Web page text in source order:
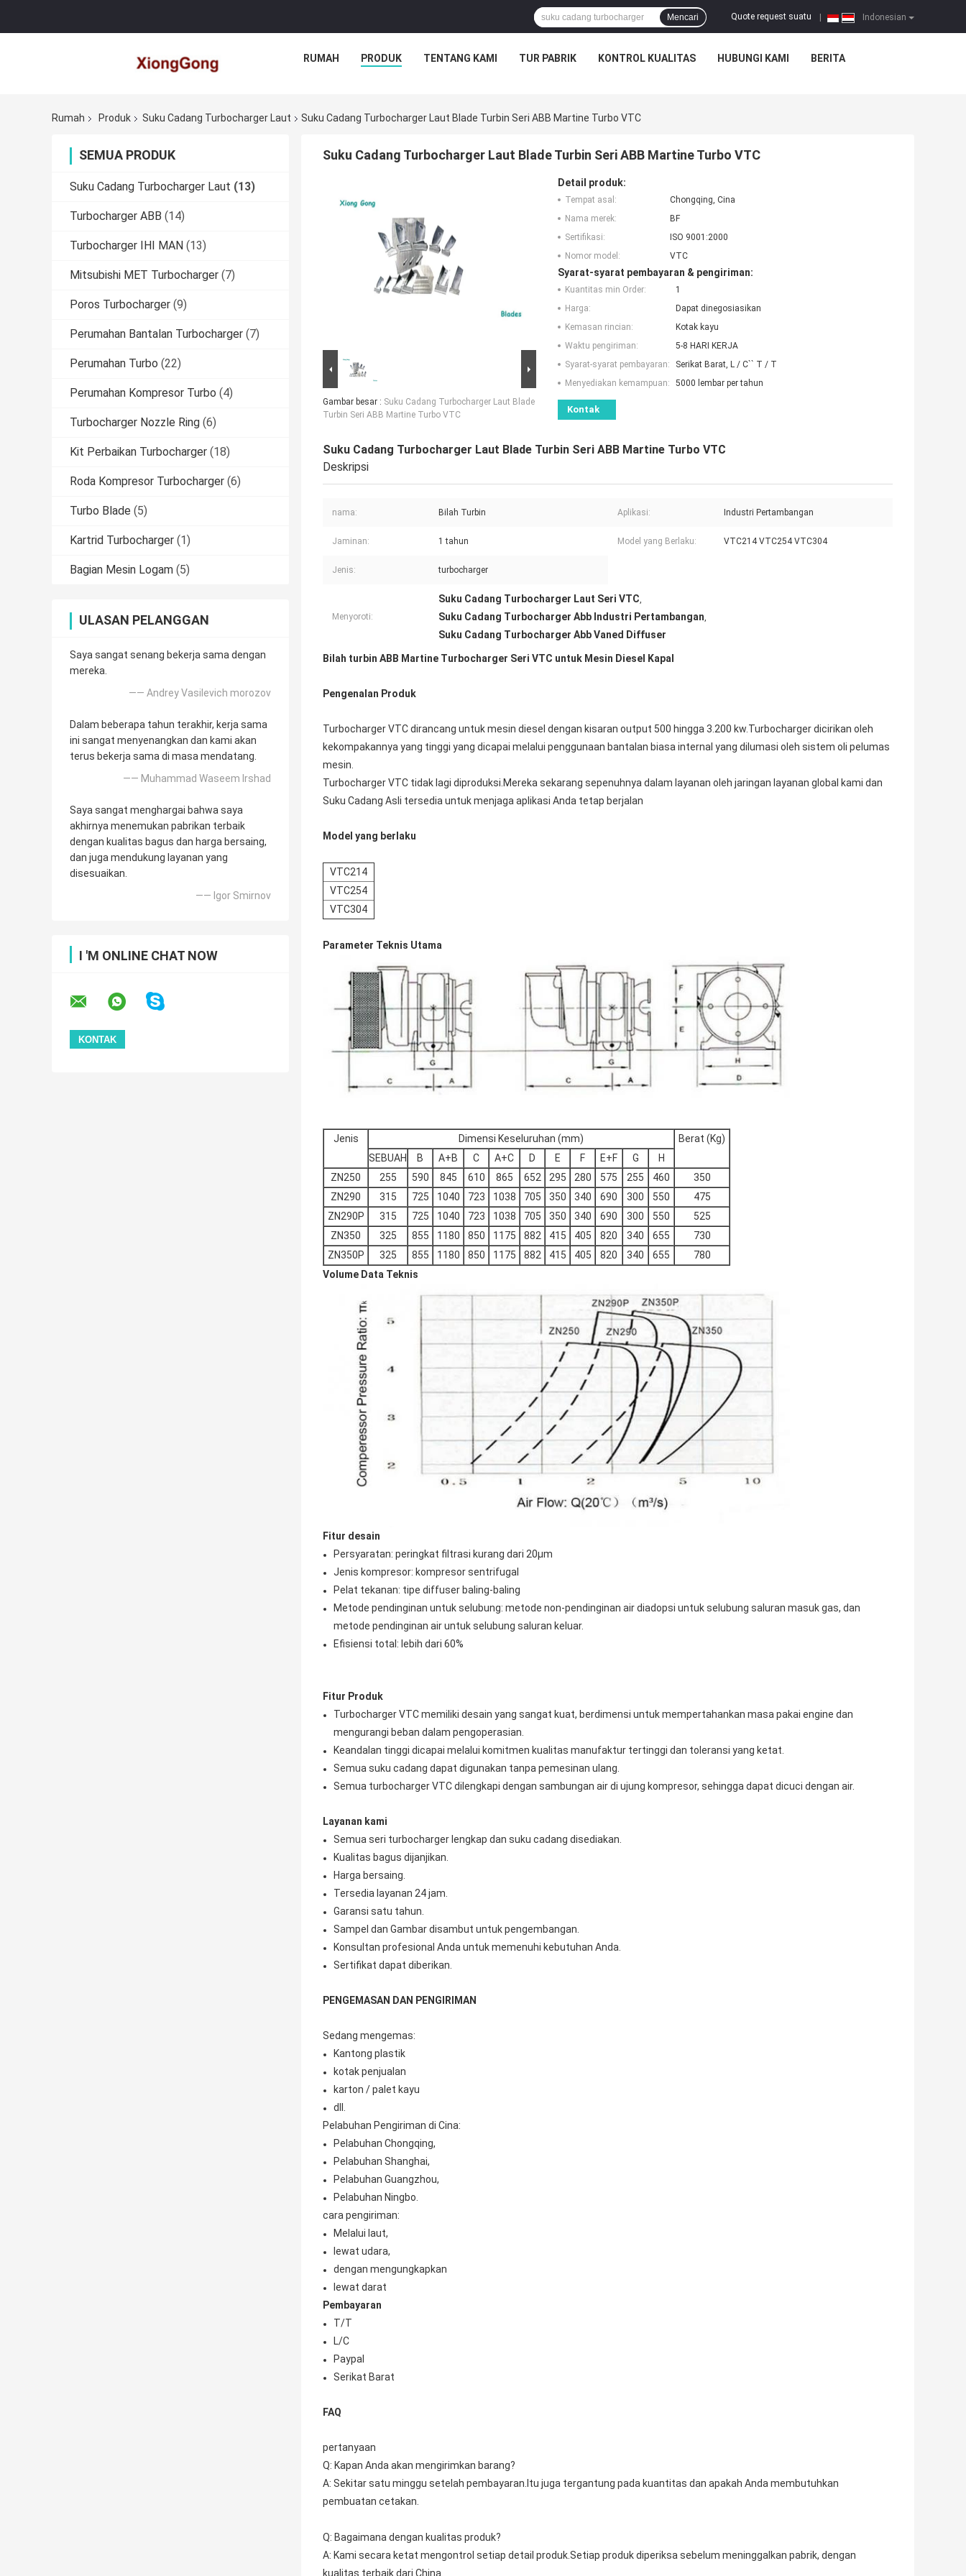
Indonesian
Quote request suatu
Mencari
RUMAH PRODUK TENTANG KAMI TUR PABRIK KONTROL KUALITAS HUBUNGI KAMI BERITA
Rumah Produk Suku Cadang Turbocharger Laut Suku Cadang Turbocharger Laut Blade Turbin Seri ABB Martine Turbo VTC
SEMUA PRODUK
Suku Cadang Turbocharger Laut (13)
Turbocharger ABB (14)
Turbocharger IHI MAN (13)
Mitsubishi MET Turbocharger (7)
Poros Turbocharger (9)
Perumahan Bantalan Turbocharger (7)
Perumahan Turbo (22)
Perumahan Kompresor Turbo (4)
Turbocharger Nozzle Ring (6)
Kit Perbaikan Turbocharger (18)
Roda Kompresor Turbocharger (6)
Turbo Blade (5)
Kartrid Turbocharger (1)
Bagian Mesin Logam (5)
ULASAN PELANGGAN
Saya sangat senang bekerja sama dengan
mereka.
—— Andrey Vasilevich morozov
Dalam beberapa tahun terakhir, kerja sama
ini sangat menyenangkan dan kami akan
terus bekerja sama di masa mendatang.
—— Muhammad Waseem Irshad
Saya sangat menghargai bahwa saya
akhirnya menemukan pabrikan terbaik
dengan kualitas bagus dan harga bersaing,
dan juga mendukung layanan yang
disesuaikan.
—— Igor Smirnov
I 'M ONLINE CHAT NOW
Suku Cadang Turbocharger Laut Blade Turbin Seri ABB Martine Turbo VTC
Gambar besar : Suku Cadang Turbocharger Laut Blade
Turbin Seri ABB Martine Turbo VTC
Detail produk:
Tempat asal:
Chongqing, Cina
Nama merek:
BF
Sertifikasi:
ISO 9001:2000
Nomor model:
VTC
Syarat-syarat pembayaran & pengiriman:
Kuantitas min Order:
1
Harga:
Dapat dinegosiasikan
Kemasan rincian:
Kotak kayu
Waktu pengiriman:
5-8 HARI KERJA
Syarat-syarat pembayaran:
Serikat Barat, L / C`` T / T
Menyediakan kemampuan:
5000 lembar per tahun
Kontak
Suku Cadang Turbocharger Laut Blade Turbin Seri ABB Martine Turbo VTC
Deskripsi
nama: Bilah Turbin Aplikasi: Industri Pertambangan
Jaminan: 1 tahun Model yang Berlaku: VTC214 VTC254 VTC304
Jenis: turbocharger
Menyoroti:
Suku Cadang Turbocharger Laut Seri VTC,
Suku Cadang Turbocharger Abb Industri Pertambangan,
Suku Cadang Turbocharger Abb Vaned Diffuser
Bilah turbin ABB Martine Turbocharger Seri VTC untuk Mesin Diesel Kapal
Pengenalan Produk
Turbocharger VTC dirancang untuk mesin diesel dengan kisaran output 500 hingga 3.200 kw.Turbocharger dicirikan oleh
kekompakannya yang tinggi yang dicapai melalui penggunaan bantalan biasa internal yang dilumasi oleh sistem oli pelumas
mesin.
Turbocharger VTC tidak lagi diproduksi.Mereka sekarang sepenuhnya dalam layanan oleh jaringan layanan global kami dan
Suku Cadang Asli tersedia untuk menjaga aplikasi Anda tetap berjalan
Model yang berlaku
VTC214
VTC254
VTC304
Parameter Teknis Utama
Jenis Dimensi Keseluruhan (mm)
Berat (Kg)
SEBUAH
B A+B C A+C D E F E+F G
H
ZN250
255 590 845 610 865 652 295 280 575 255 460
350
ZN290
315 725 1040 723 1038 705 350 340 690 300 550
475
ZN290P
315 725 1040 723 1038 705 350 340 690 300 550
525
ZN350
325 855 1180 850 1175 882 415 405 820 340 655
730
ZN350P
325 855 1180 850 1175 882 415 405 820 340 655
780
Volume Data Teknis
Fitur desain
Persyaratan: peringkat filtrasi kurang dari 20μm
Jenis kompresor: kompresor sentrifugal
Pelat tekanan: tipe diffuser baling-baling
Metode pendinginan untuk selubung: metode non-pendinginan air diadopsi untuk selubung saluran masuk gas, dan
metode pendinginan air untuk selubung saluran keluar.
Efisiensi total: lebih dari 60%
Fitur Produk
Turbocharger VTC memiliki desain yang sangat kuat, berdimensi untuk mempertahankan masa pakai engine dan
mengurangi beban dalam pengoperasian.
Keandalan tinggi dicapai melalui komitmen kualitas manufaktur tertinggi dan toleransi yang ketat.
Semua suku cadang dapat digunakan tanpa pemesinan ulang.
Semua turbocharger VTC dilengkapi dengan sambungan air di ujung kompresor, sehingga dapat dicuci dengan air.
Layanan kami
Semua seri turbocharger lengkap dan suku cadang disediakan.
Kualitas bagus dijanjikan.
Harga bersaing.
Tersedia layanan 24 jam.
Garansi satu tahun.
Sampel dan Gambar disambut untuk pengembangan.
Konsultan profesional Anda untuk memenuhi kebutuhan Anda.
Sertifikat dapat diberikan.
PENGEMASAN DAN PENGIRIMAN
Sedang mengemas:
Kantong plastik
kotak penjualan
karton / palet kayu
dll.
Pelabuhan Pengiriman di Cina:
Pelabuhan Chongqing,
Pelabuhan Shanghai,
Pelabuhan Guangzhou,
Pelabuhan Ningbo.
cara pengiriman:
Melalui laut,
lewat udara,
dengan mengungkapkan
lewat darat
Pembayaran
T/T
L/C
Paypal
Serikat Barat
FAQ
pertanyaan
Q: Kapan Anda akan mengirimkan barang?
A: Sekitar satu minggu setelah pembayaran.Itu juga tergantung pada kuantitas dan apakah Anda membutuhkan
pembuatan cetakan.
Q: Bagaimana dengan kualitas produk?
A: Kami secara ketat mengontrol setiap detail produk.Setiap produk diperiksa sebelum meninggalkan pabrik, dengan
kualitas terbaik dari China.